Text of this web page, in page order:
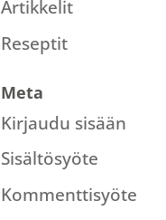
Artikkelit
Reseptit
Meta
Kirjaudu sisään
Sisältösyöte
Kommenttisyöte